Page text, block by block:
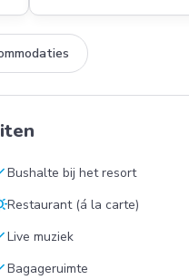
Bushalte bij het resort
Restaurant (á la carte)
Live muziek
Bagageruimte